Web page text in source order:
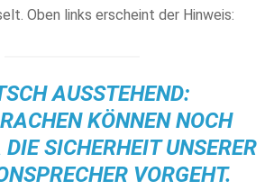
Oben links erscheint der Hinweis:
AUSSTEHEND:
KÖNNEN NOCH
SICHERHEIT UNSERER
VORGEHT.